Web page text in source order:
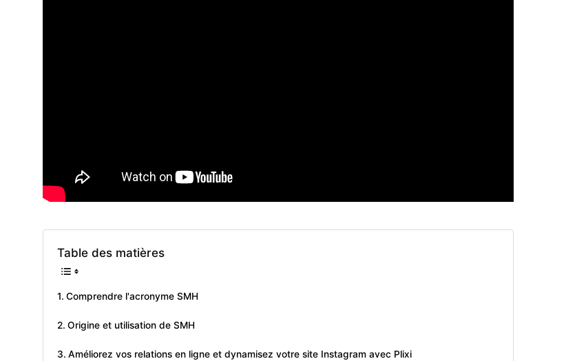
Table des matières
Comprendre l'acronyme SMH
Origine et utilisation de SMH
Améliorez vos relations en ligne et dynamisez votre site Instagram avec Plixi